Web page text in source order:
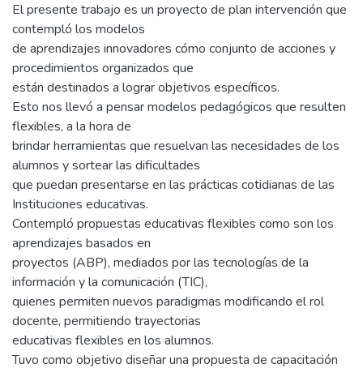
El presente trabajo es un proyecto de plan intervención que
contempló los modelos
de aprendizajes innovadores cómo conjunto de acciones y
procedimientos organizados que
están destinados a lograr objetivos específicos.
Esto nos llevó a pensar modelos pedagógicos que resulten
flexibles, a la hora de
brindar herramientas que resuelvan las necesidades de los
alumnos y sortear las dificultades
que puedan presentarse en las prácticas cotidianas de las
Instituciones educativas.
Contempló propuestas educativas flexibles como son los
aprendizajes basados en
proyectos (ABP), mediados por las tecnologías de la
información y la comunicación (TIC),
quienes permiten nuevos paradigmas modificando el rol
docente, permitiendo trayectorias
educativas flexibles en los alumnos.
Tuvo como objetivo diseñar una propuesta de capacitación